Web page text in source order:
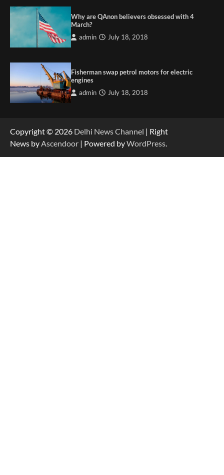
Why are QAnon believers obsessed with 4
March?
admin July 18, 2018
Fisherman swap petrol motors for electric
engines
admin July 18, 2018
Copyright © 2026 Delhi News Channel | Right
News byAscendoor | Powered byWordPress.